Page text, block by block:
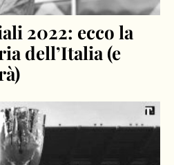
2022: ecco la
dell’Italia (e